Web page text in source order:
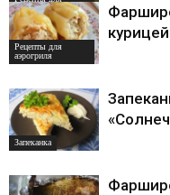
аэрогриля
Рецепты для
аэрогриля
Запеканка